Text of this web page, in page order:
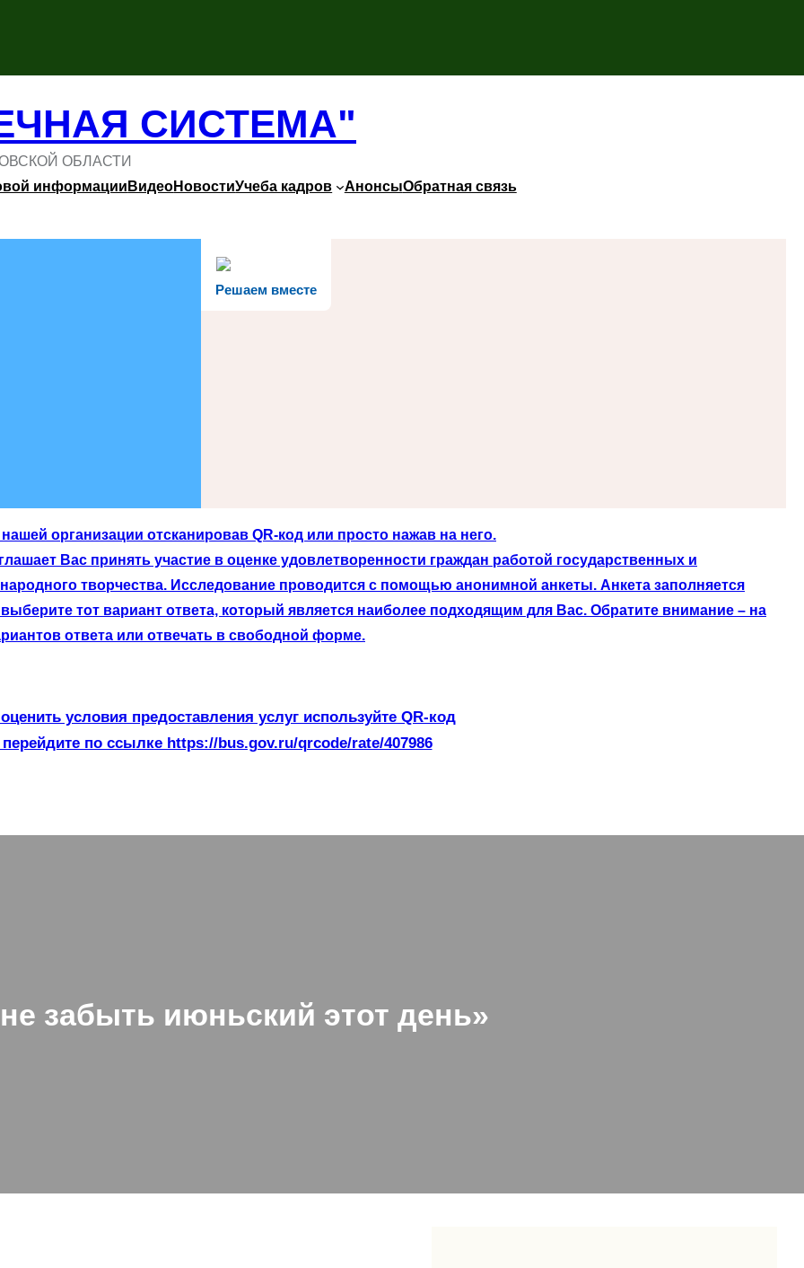
СИСТЕМА"
ОБЛАСТИ
информации ВидеоНовостиУчеба кадров АнонсыОбратная связь
Решаем вместе
организации отсканировав QR-код или просто нажав на него.
Вас принять участие в оценке удовлетворенности граждан работой государственных и
творчества. Исследование проводится с помощью анонимной анкеты. Анкета заполняется
тот вариант ответа, который является наиболее подходящим для Вас. Обратите внимание – на
ответа или отвечать в свободной форме.
условия предоставления услуг используйте QR-код
по ссылке https://bus.gov.ru/qrcode/rate/407986
забыть июньский этот день»